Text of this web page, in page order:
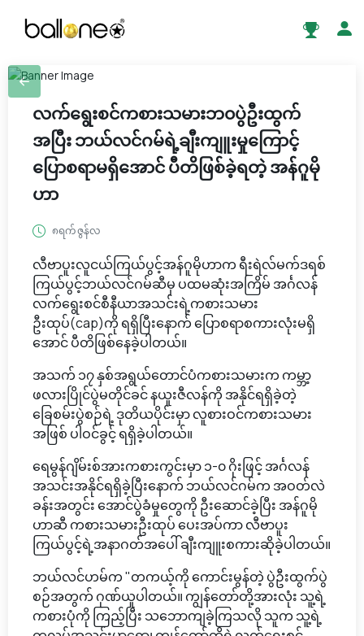
လက်ရွေးစင်ကစားသမားဘ၀ပွဲဦးထွက်
အပြီး ဘယ်လင်ဂမ်ရဲ့ချီးကျူးမှုကြောင့်
ပြောစရာမရှိအောင် ပီတိဖြစ်ခဲ့ရတဲ့ အန်ဂူမို
ဟာ
၈ရက် ဇွန်လ
လီဗာပူးလူငယ်ကြယ်ပွင့်အန်ဂူမိုဟာက ရီးရဲလ်မက်ဒရစ်
ကြယ်ပွင့်ဘယ်လင်ဂမ်ဆီမှ ပထမဆုံးအကြိမ် အင်္ဂလန်
လက်ရွေးစင်စီနီယာအသင်းရဲ့ကစားသမား
ဦးထုပ်(cap)ကို ရရှိပြီးနောက် ပြောစရာစကားလုံးမရှိ
အောင် ပီတိဖြစ်နေခဲ့ပါတယ်။
အသက် ၁၇ နှစ်အရွယ်တောင်ပံကစားသမားက ကမ္ဘာ့
ဖလားပြိုင်ပွဲမတိုင်ခင် နယူးဇီလန်ကို အနိုင်ရရှိခဲ့တဲ့
ခြေစမ်းပွဲစဉ်ရဲ့ ဒုတိယပိုင်းမှာ လူစားဝင်ကစားသမား
အဖြစ် ပါဝင်ခွင့် ရရှိခဲ့ပါတယ်။
ရေမွန်ဂျိမ်းစ်အားကစားကွင်းမှာ ၁-၀ ဂိုးဖြင့် အင်္ဂလန်
အသင်းအနိုင်ရရှိခဲ့ပြီးနောက် ဘယ်လင်ဂမ်က အဝတ်လဲ
ခန်းအတွင်း အောင်ပွဲခံမှုတွေကို ဦးဆောင်ခဲ့ပြီး အန်ဂူမို
ဟာဆီ ကစားသမားဦးထုပ် ပေးအပ်ကာ လီဗာပူး
ကြယ်ပွင့်ရဲ့အနာဂတ်အပေါ် ချီးကျူးစကားဆိုခဲ့ပါတယ်။
ဘယ်လင်ဟမ်က "တကယ့်ကို ကောင်းမွန်တဲ့ ပွဲဦးထွက်ပွဲ
စဉ်အတွက် ဂုဏ်ယူပါတယ်။ ကျွန်တော်တို့အားလုံး သူ့ရဲ့
ကစားပုံကို ကြည့်ပြီး သဘောကျခဲ့ကြသလို သူက သူ့ရဲ့